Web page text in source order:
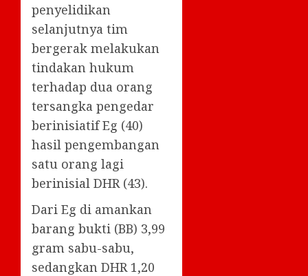
penyelidikan
selanjutnya tim
bergerak melakukan
tindakan hukum
terhadap dua orang
tersangka pengedar
berinisiatif Eg (40)
hasil pengembangan
satu orang lagi
berinisial DHR (43).
Dari Eg di amankan
barang bukti (BB) 3,99
gram sabu-sabu,
sedangkan DHR 1,20